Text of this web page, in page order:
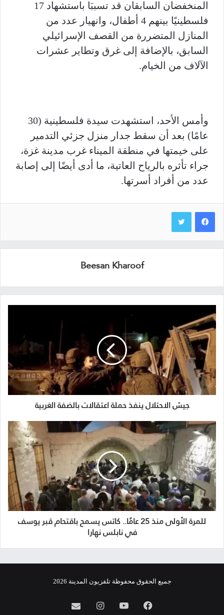
المنخفضان السابقان قد تسببَا باستشهاد 17
فلسطينيًا بينهم 4 أطفال، وانهيار عدد من
المنازل المتضررة من القصف الإسرائيلي
السابق، بالإضافة إلى غرق وتطاير عشرات
الآلاف من الخيام.
وأمس الأحد، استشهدت سيدة فلسطينية (30
عامًا) بعد أن سقط جدار منزل جزئي التدمير
على خيمتها في منطقة الميناء غرب مدينة غزة،
جراء تأثره بالرياح العاتية، ما أدى أيضًا إلى إصابة
عدد من أفراد أسرتها.
Beesan Kharoof
جيش الاحتلال ينفذ حملة اعتقالات بالضفة الغربية
للمرة الأولى منذ 25 عامًا.. كاتس يسمح باقتحام قبر يوسف
في نابلس نهارا
جميع الحقوق محفوظة تلفزيون المدينة 2026
فيسبوكيوتيوبانستقرامinfo@almadina.tv